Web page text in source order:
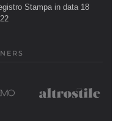
Stampa in data 18